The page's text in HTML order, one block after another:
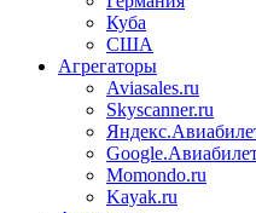
Куба
США
Агрегаторы
Aviasales.ru
Skyscanner.ru
Momondo.ru
Kayak.ru